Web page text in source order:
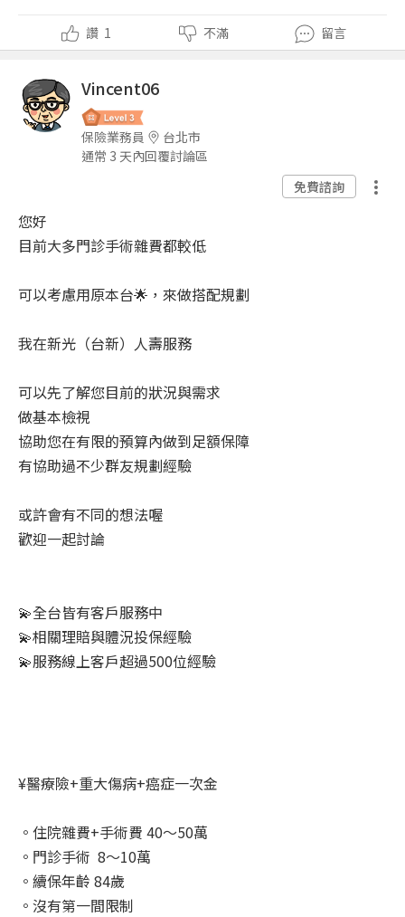
讚 1 不滿 留言
Vincent06
保險業務員
台北市
通常 3 天內回覆討論區
免費諮詢
您好
目前大多門診手術雜費都較低
可以考慮用原本台🌟，來做搭配規劃
我在新光（台新）人壽服務
可以先了解您目前的狀況與需求
做基本檢視
協助您在有限的預算內做到足額保障
有協助過不少群友規劃經驗
或許會有不同的想法喔
歡迎一起討論
💫全台皆有客戶服務中
💫相關理賠與體況投保經驗
💫服務線上客戶超過500位經驗
¥醫療險+重大傷病+癌症一次金
。住院雜費+手術費 40～50萬
。門診手術 8～10萬
。續保年齡 84歲
。沒有第一間限制